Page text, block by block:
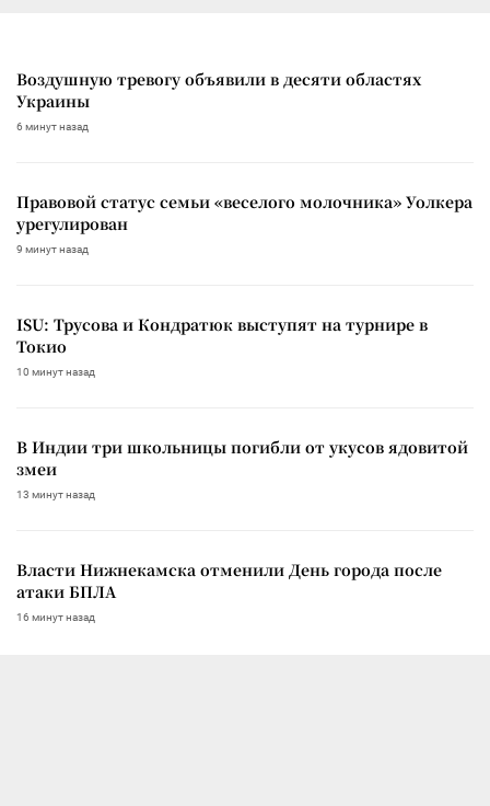
Воздушную тревогу объявили в десяти областях
Украины
6 минут назад
Правовой статус семьи «веселого молочника» Уолкера
урегулирован
9 минут назад
ISU: Трусова и Кондратюк выступят на турнире в
Токио
10 минут назад
В Индии три школьницы погибли от укусов ядовитой
змеи
13 минут назад
Власти Нижнекамска отменили День города после
атаки БПЛА
16 минут назад